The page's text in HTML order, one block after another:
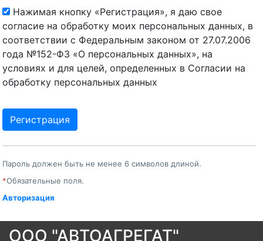
Нажимая кнопку «Регистрация», я даю свое
согласие на обработку моих персональных данных, в
соответствии с Федеральным законом от 27.07.2006
года №152-ФЗ «О персональных данных», на
условиях и для целей, определенных в Согласии на
обработку персональных данных
Пароль должен быть не менее 6 символов длиной.
*Обязательные поля.
Авторизация
ООО "АВТОАГРЕГАТ"